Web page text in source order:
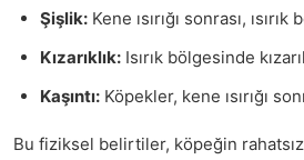
Şişlik: Kene ısırığı sonrası,
Kızarıklık: Isırık bölgesinde
Kaşıntı: Köpekler, kene ısırığı
Bu fiziksel belirtiler, köpeğin